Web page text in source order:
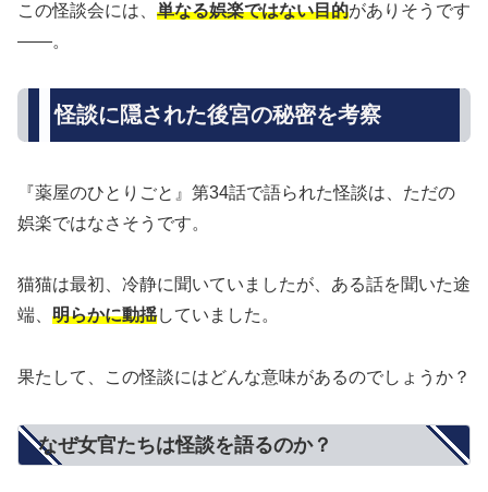
この怪談会には、 単なる娯楽ではない目的がありそうです
――。
怪談に隠された後宮の秘密を考察
『薬屋のひとりごと』第34話で語られた怪談は、ただの
娯楽ではなさそうです。
猫猫は最初、冷静に聞いていましたが、ある話を聞いた途
端、 明らかに動揺していました。
果たして、この怪談にはどんな意味があるのでしょうか？
なぜ女官たちは怪談を語るのか？